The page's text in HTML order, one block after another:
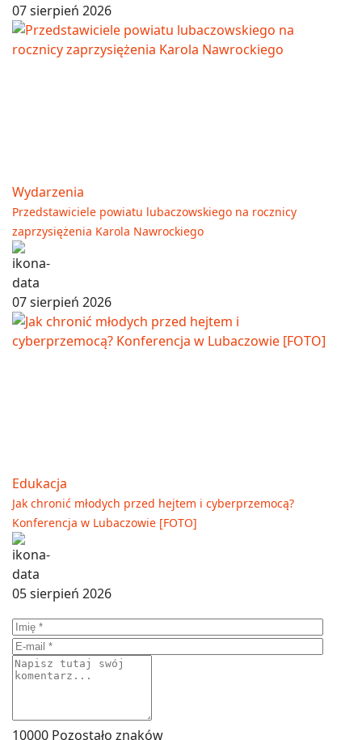
07 sierpień 2026
Wydarzenia
Przedstawiciele powiatu lubaczowskiego na rocznicy
zaprzysiężenia Karola Nawrockiego
07 sierpień 2026
Edukacja
Jak chronić młodych przed hejtem i cyberprzemocą?
Konferencja w Lubaczowie [FOTO]
05 sierpień 2026
10000 Pozostało znaków